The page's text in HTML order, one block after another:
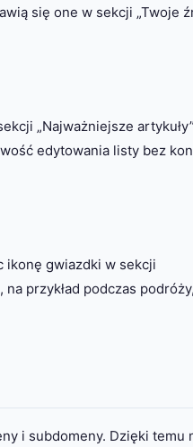
się one w sekcji „Twoje
„Najważniejsze
edytowania listy bez
ikonę gwiazdki w sekcji
przykład podczas
i subdomeny. Dzięki temu